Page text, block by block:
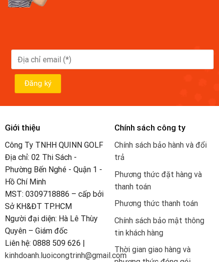
Giới thiệu
Công Ty TNHH QUINN GOLF
Địa chỉ: 02 Thi Sách -
Phường Bến Nghé - Quận 1 -
Hồ Chí Minh
MST: 0309718886 – cấp bởi
Sở KH&ĐT TP.HCM
Người đại diện: Hà Lê Thùy
Quyên – Giám đốc
Liên hệ: 0888 509 626 |
kinhdoanh.luoicongtrinh@gmail.com
Chính sách công ty
Chính sách bảo hành và đổi
trả
Phương thức đặt hàng và
thanh toán
Phương thức thanh toán
Chính sách bảo mật thông
tin khách hàng
Thời gian giao hàng và